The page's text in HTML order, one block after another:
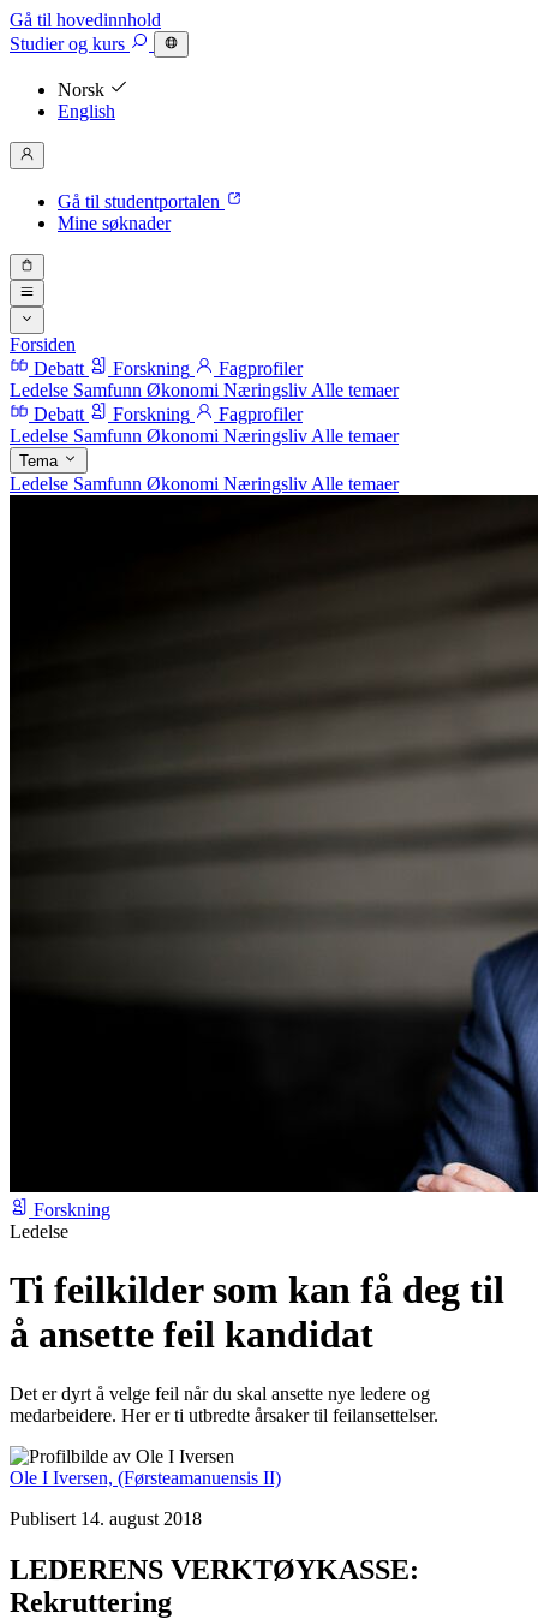
Gå til hovedinnhold
Studierog kurs
Norsk
English
Gå til studentportalen
Mine søknader
Forsiden
Debatt
Forskning
Fagprofiler
Ledelse Samfunn Økonomi Næringsliv Alle temaer
Debatt
Forskning
Fagprofiler
Ledelse Samfunn Økonomi Næringsliv Alle temaer
Tema
Ledelse Samfunn Økonomi Næringsliv Alle temaer
Forskning
Ledelse
Ti feilkilder som kan få deg til
å ansette feil kandidat
Det er dyrt å velge feil når du skal ansette nye ledere og
medarbeidere. Her er ti utbredte årsaker til feilansettelser.
Ole I Iversen, (Førsteamanuensis II)
Publisert 14. august 2018
LEDERENS VERKTØYKASSE:
Rekruttering